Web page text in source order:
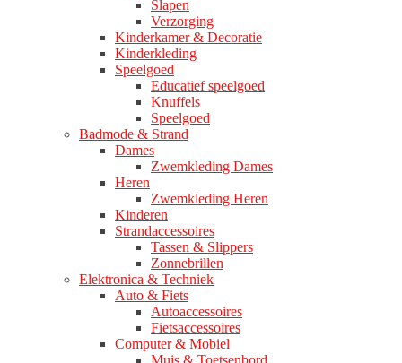
Slapen
Verzorging
Kinderkamer & Decoratie
Kinderkleding
Speelgoed
Educatief speelgoed
Knuffels
Speelgoed
Badmode & Strand
Dames
Zwemkleding Dames
Heren
Zwemkleding Heren
Kinderen
Strandaccessoires
Tassen & Slippers
Zonnebrillen
Elektronica & Techniek
Auto & Fiets
Autoaccessoires
Fietsaccessoires
Computer & Mobiel
Muis & Toetsenbord